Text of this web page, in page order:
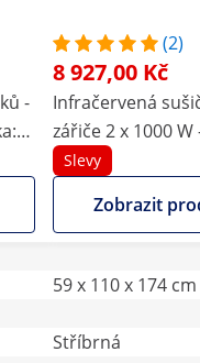
-
V
(2)
8 927,00 Kč
Infračervená
zářiče 2 x 1000 W
Do 160 cm
Slevy
Zobrazit
59 x 110 x 174 cm
Stříbrná